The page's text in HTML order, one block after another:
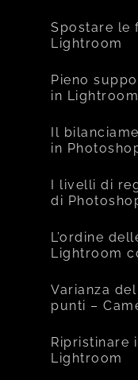
Spostare le
Lightroom
Pieno
in Lightroom
Il
in
I livelli di
di
L’ordine
Lightroom
Varianza
punti –
Ripristinare
Lightroom